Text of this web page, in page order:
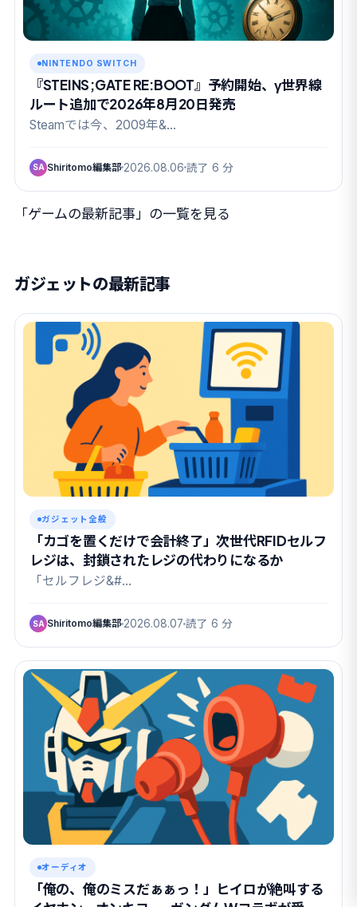
NINTENDO SWITCH
『STEINS;GATE RE:BOOT』予約開始、γ世界線
ルート追加で2026年8月20日発売
Steamでは今、2009年&…
SA Shiritomo編集部 2026.08.06 読了 6 分
「ゲームの最新記事」の一覧を見る
ガジェットの最新記事
ガジェット全般
「カゴを置くだけで会計終了」次世代RFIDセルフ
レジは、封鎖されたレジの代わりになるか
「セルフレジ&#…
SA Shiritomo編集部 2026.08.07 読了 6 分
オーディオ
「俺の、俺のミスだぁぁっ！」ヒイロが絶叫する